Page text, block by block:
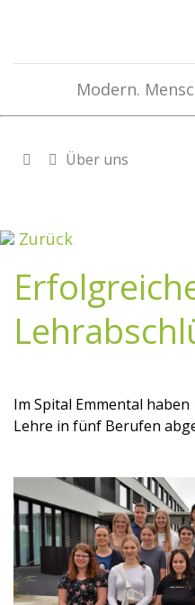
Modern.
Über uns
Zurück
Im Spital Emmental
Lehre in fünf Berufen